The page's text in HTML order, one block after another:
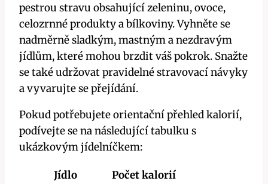
pestrou ⁢stravu⁢ obsahující zeleninu, ovoce,
celozrnné‌ produkty a bílkoviny. Vyhněte ​se
⁢nadměrně⁤ sladkým, mastným a ‌nezdravým
jídlům, které mohou brzdit váš ‌pokrok. Snažte
se ​také udržovat pravidelné stravovací návyky‌
a vyvarujte se přejídání.
Pokud potřebujete orientační ⁢přehled kalorií,​
podívejte se na následující ⁣tabulku⁤ s
ukázkovým jídelníčkem:
Jídlo
Počet kalorií